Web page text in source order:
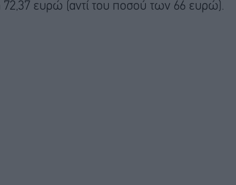
72,37 ευρώ (αντί του ποσού των 66 ευρώ).